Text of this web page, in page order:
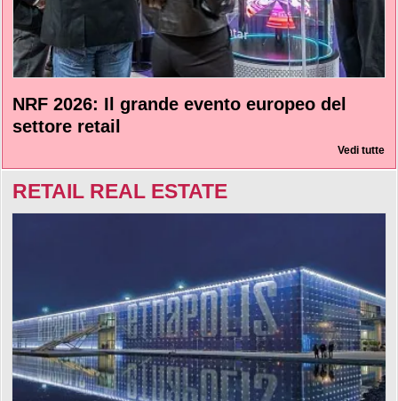
NRF 2026: Il grande evento europeo del
settore retail
Vedi tutte
RETAIL REAL ESTATE